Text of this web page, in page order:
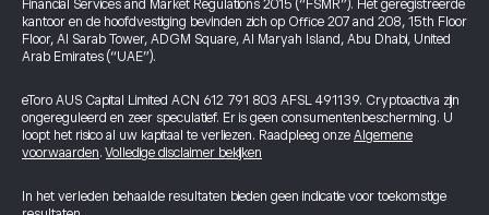
Financial Services and Market Regulations 2015 (“FSMR”). Het geregistreerde
kantoor en de hoofdvestiging bevinden zich op Office 207 and 208, 15th Floor
Floor, Al Sarab Tower, ADGM Square, Al Maryah Island, Abu Dhabi, United
Arab Emirates (“UAE”).
eToro AUS Capital Limited ACN 612 791 803 AFSL 491139. Cryptoactiva zijn
ongereguleerd en zeer speculatief. Er is geen consumentenbescherming. U
loopt het risico al uw kapitaal te verliezen. Raadpleeg onze Algemene
voorwaarden.Volledige disclaimer bekijken
In het verleden behaalde resultaten bieden geen indicatie voor toekomstige